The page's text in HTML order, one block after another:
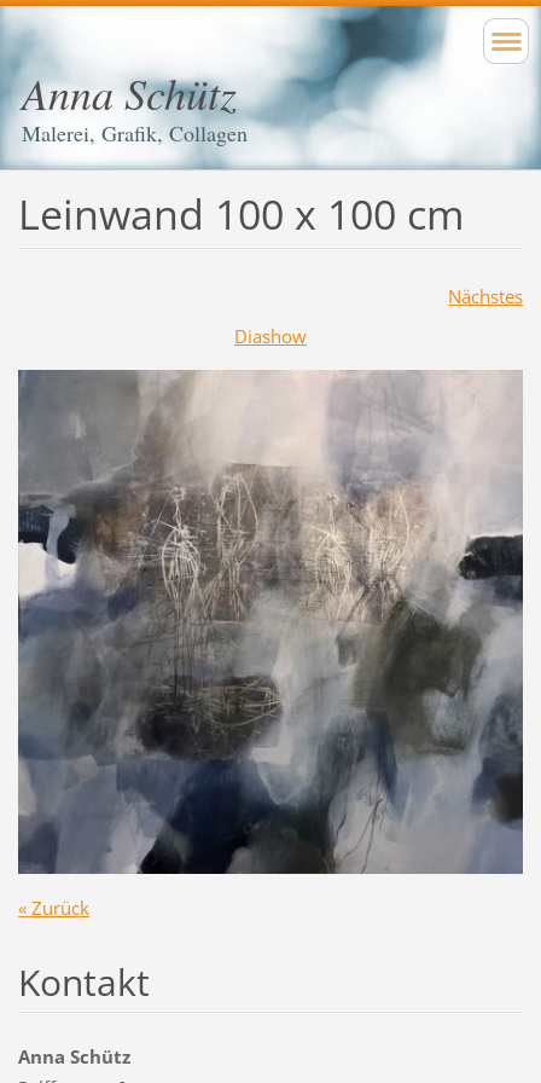
Anna Schütz
Malerei, Grafik, Collagen
Leinwand 100 x 100 cm
Nächstes
Diashow
« Zurück
Kontakt
Anna Schütz